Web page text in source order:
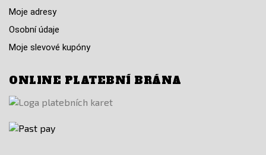
Moje adresy
Osobní údaje
Moje slevové kupóny
ONLINE PLATEBNÍ BRÁNA